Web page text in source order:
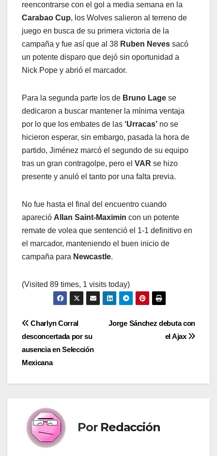
reencontrarse con el gol a media semana en la
Carabao Cup, los Wolves salieron al terreno de
juego en busca de su primera victoria de la
campaña y fue así que al 38 Ruben Neves sacó
un potente disparo que dejó sin oportunidad a
Nick Pope y abrió el marcador.
Para la segunda parte los de Bruno Lage se
dedicaron a buscar mantener la mínima ventaja
por lo que los embates de las ‘Urracas’ no se
hicieron esperar, sin embargo, pasada la hora de
partido, Jiménez marcó el segundo de su equipo
tras un gran contragolpe, pero el VAR se hizo
presente y anuló el tanto por una falta previa.
No fue hasta el final del encuentro cuando
apareció Allan Saint-Maximin con un potente
remate de volea que sentenció el 1-1 definitivo en
el marcador, manteniendo el buen inicio de
campaña para Newcastle.
(Visited 89 times, 1 visits today)
Navegación
de
entradas
Jorge Sánchez debuta con
el Ajax
Charlyn Corral
desconcertada por su
ausencia en Selección
Mexicana
Por Redacción